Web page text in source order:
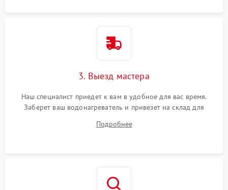
3. Выезд мастера
Наш специалист приедет к вам в удобное для вас время.
Заберет ваш водонагреватель и привезет на склад для
Подробнее